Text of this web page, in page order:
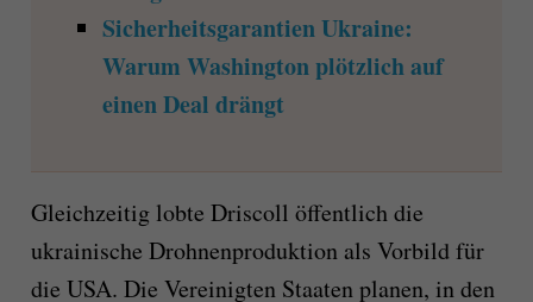
Sicherheitsgarantien Ukraine:
Warum Washington plötzlich auf
einen Deal drängt
Gleichzeitig lobte Driscoll öffentlich die
ukrainische Drohnenproduktion als Vorbild für
die USA. Die Vereinigten Staaten planen, in den